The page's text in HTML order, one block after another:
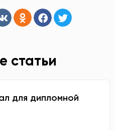
статьи
для дипломной